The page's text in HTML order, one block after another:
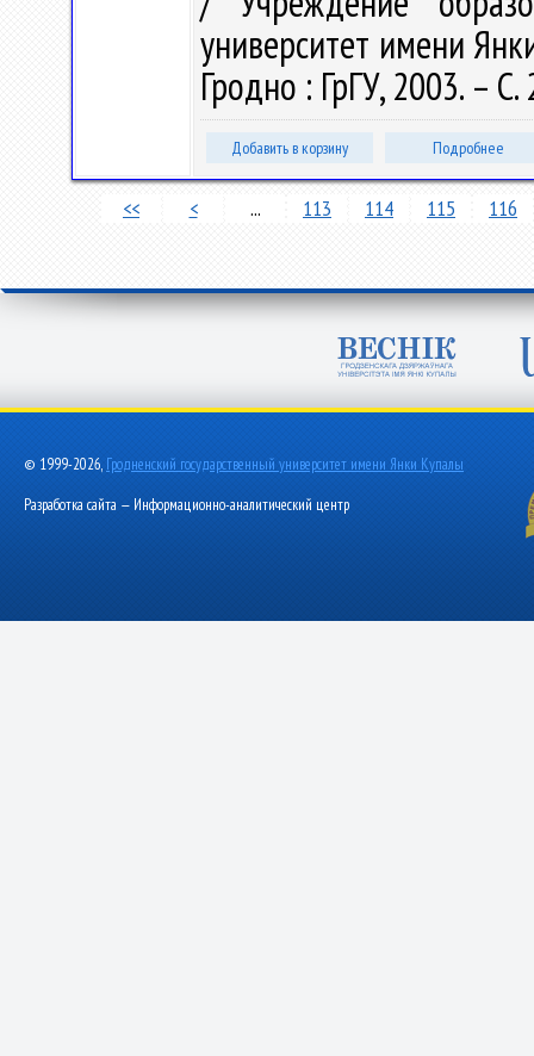
университет имени
Гродно : ГрГУ, 2003. –
Добавить в корзину Подробнее
<< < ... 113 114 115 116
© 1999-2026, Гродненский государственный университет имени Янки Купалы
Разработка сайта — Информационно-аналитический центр